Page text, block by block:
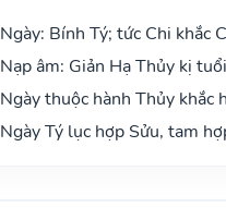
Ngày: Bính Tý; tức Chi khắc
Nạp âm: Giản Hạ Thủy kị
Ngày thuộc hành Thủy khắc
Ngày Tý lục hợp Sửu, tam